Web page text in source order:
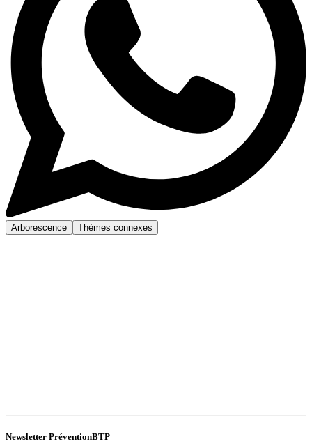
Arborescence Thèmes connexes
Newsletter PréventionBTP